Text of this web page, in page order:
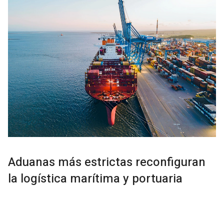
Aduanas más estrictas reconfiguran
la logística marítima y portuaria